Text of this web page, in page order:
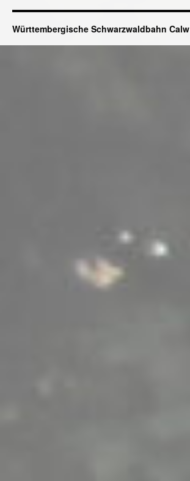
Württembergische Schwarzwaldbahn Calw